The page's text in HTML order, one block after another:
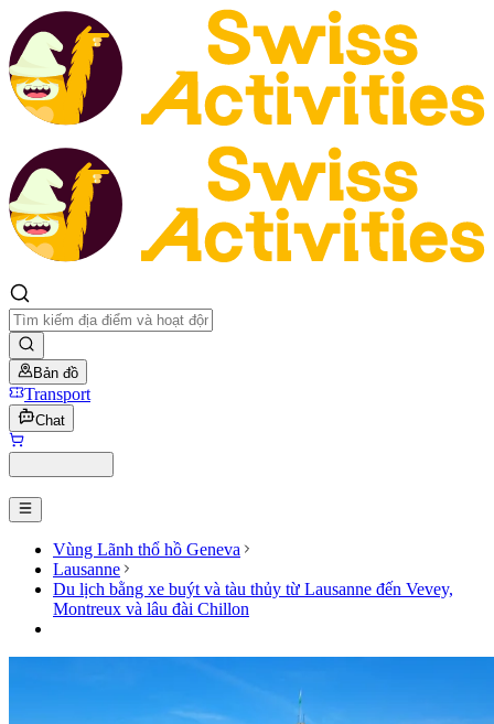
Bản đồ
Transport
Chat
Vùng Lãnh thổ hồ Geneva
Lausanne
Du lịch bằng xe buýt và tàu thủy từ Lausanne đến Vevey,
Montreux và lâu đài Chillon